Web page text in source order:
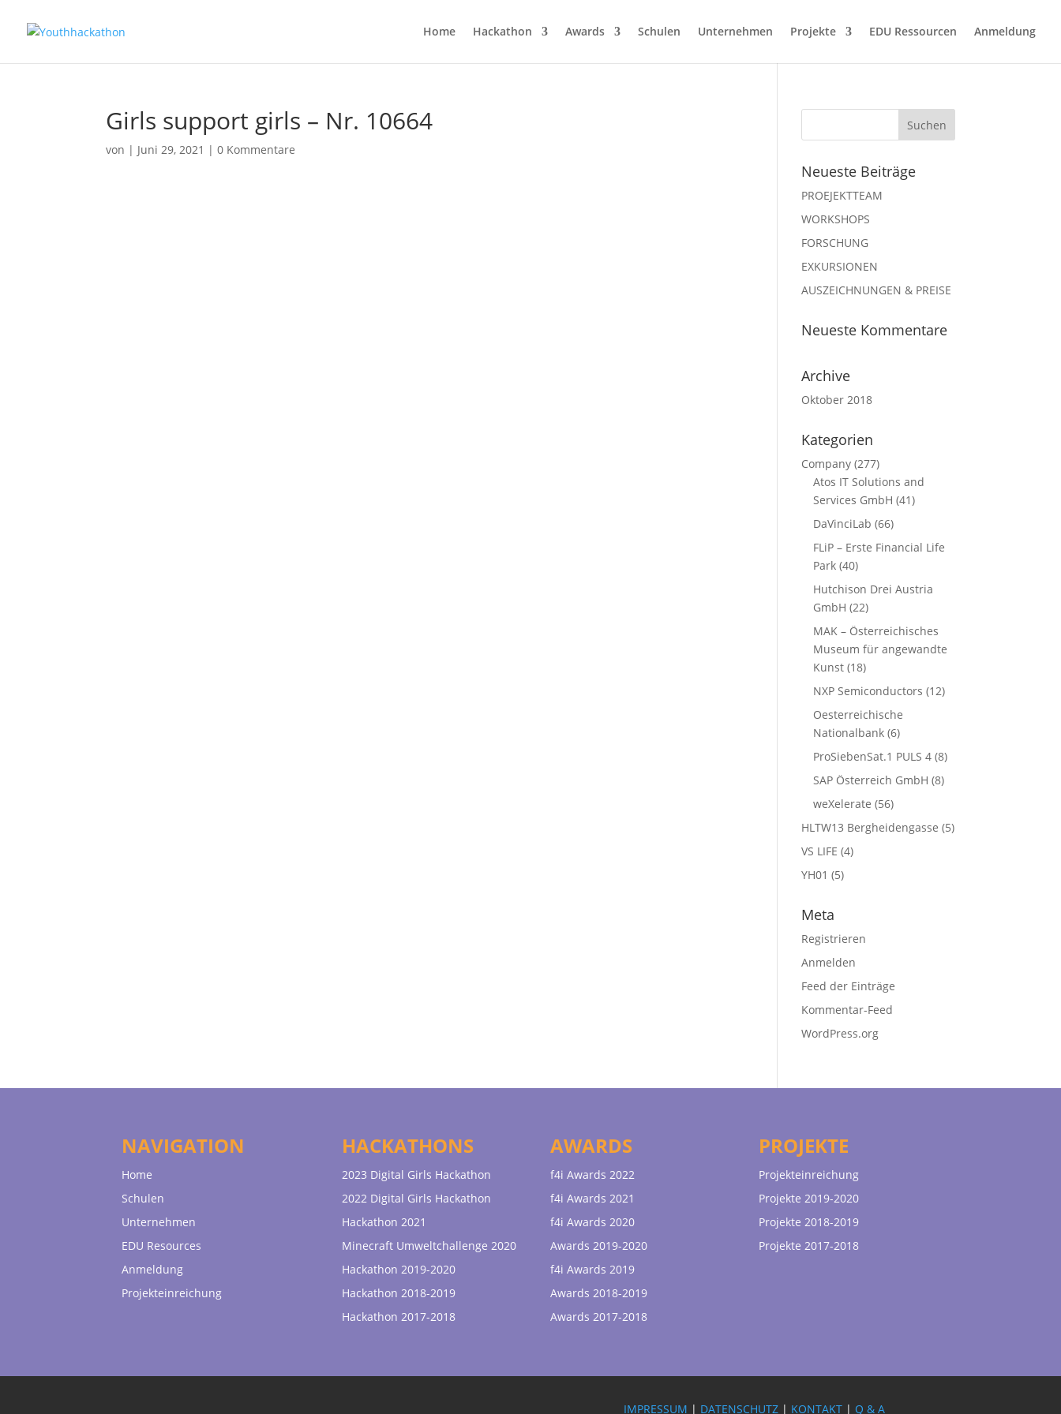
Home Hackathon Awards Schulen Unternehmen Projekte EDU Ressourcen Anmeldung
Girls support girls – Nr. 10664
von | Juni 29, 2021 |0 Kommentare
Neueste Beiträge
PROEJEKTTEAM
WORKSHOPS
FORSCHUNG
EXKURSIONEN
AUSZEICHNUNGEN & PREISE
Neueste Kommentare
Archive
Oktober 2018
Kategorien
Company (277)
Atos IT Solutions and
Services GmbH (41)
DaVinciLab (66)
FLiP – Erste Financial Life
Park (40)
Hutchison Drei Austria
GmbH (22)
MAK – Österreichisches
Museum für angewandte
Kunst (18)
NXP Semiconductors (12)
Oesterreichische
Nationalbank (6)
ProSiebenSat.1 PULS 4 (8)
SAP Österreich GmbH (8)
weXelerate (56)
HLTW13 Bergheidengasse (5)
VS LIFE (4)
YH01 (5)
Meta
Registrieren
Anmelden
Feed der Einträge
Kommentar-Feed
WordPress.org
NAVIGATION
Home
Schulen
Unternehmen
EDU Resources
Anmeldung
Projekteinreichung
HACKATHONS
2023 Digital Girls Hackathon
2022 Digital Girls Hackathon
Hackathon 2021
Minecraft Umweltchallenge 2020
Hackathon 2019-2020
Hackathon 2018-2019
Hackathon 2017-2018
AWARDS
f4i Awards 2022
f4i Awards 2021
f4i Awards 2020
Awards 2019-2020
f4i Awards 2019
Awards 2018-2019
Awards 2017-2018
PROJEKTE
Projekteinreichung
Projekte 2019-2020
Projekte 2018-2019
Projekte 2017-2018
IMPRESSUM | DATENSCHUTZ | KONTAKT | Q & A